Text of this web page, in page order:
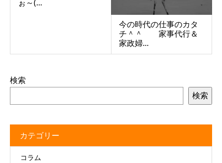
ぉ～(...
今の時代の仕事のカタ
チ＾＾ 家事代行＆
家政婦...
検索
検索
カテゴリー
コラム